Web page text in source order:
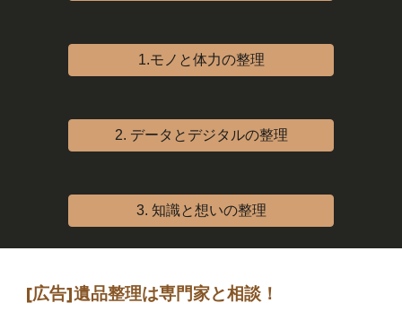
1.モノと体力の整理
2. データとデジタルの整理
3. 知識と想いの整理
[広告]遺品整理は専門家と相談 ！